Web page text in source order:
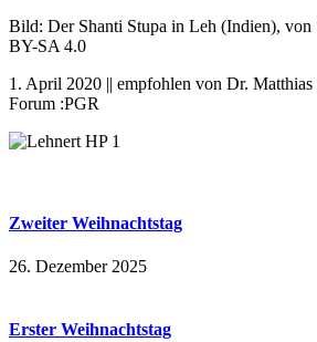
Bild: Der Shanti Stupa in Leh (Indien), von
BY-SA 4.0
1. April 2020 || empfohlen von Dr.
Forum :PGR
Zweiter Weihnachtstag
26. Dezember 2025
Erster Weihnachtstag